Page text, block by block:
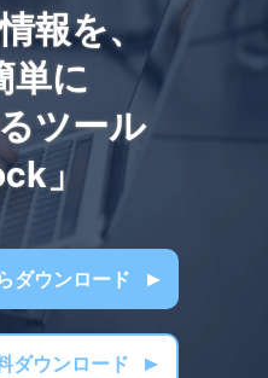
報を、
単に
ツール
」
ダウンロード
ダウンロード